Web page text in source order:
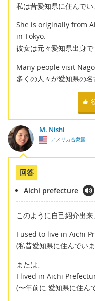
私は昔愛知県に住んでい
She is originally from
in Tokyo.
彼女は元々愛知県出身で
Many people visit
多くの人々が愛知県の名
M. Nishi
アメリカ合衆国
回答
Aichi prefecture
このように自己紹介出来
I used to live in Aichi
(私昔愛知県に住んでいま
または、
I lived in Aichi
(〜年前に 愛知県に住ん